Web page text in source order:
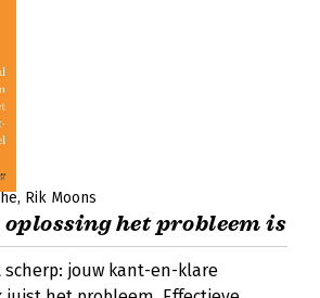
Rik Moons
het probleem is
jouw kant-en-klare